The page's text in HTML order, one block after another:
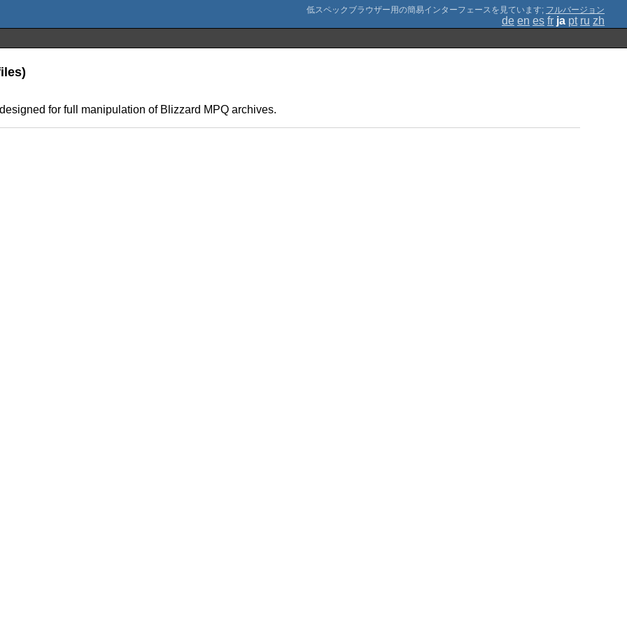
; フルバージョン
de en es fr ja pt ru zh
for full manipulation of Blizzard MPQ archives.